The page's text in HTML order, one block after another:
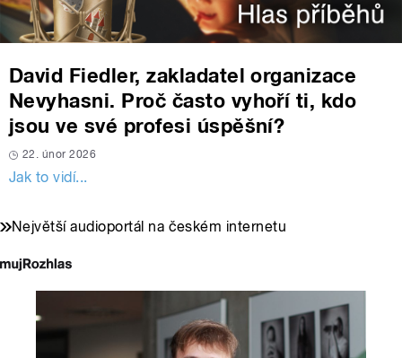
David Fiedler, zakladatel organizace
Nevyhasni. Proč často vyhoří ti, kdo
jsou ve své profesi úspěšní?
22. únor 2026
Jak to vidí...
Největší audioportál na českém internetu